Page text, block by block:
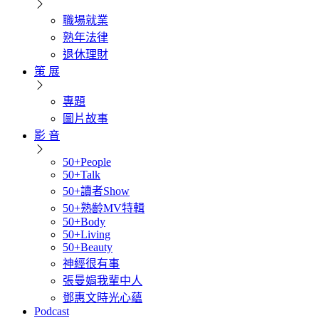
職場就業
熟年法律
退休理財
策 展
專題
圖片故事
影 音
50+People
50+Talk
50+讀者Show
50+熟齡MV特輯
50+Body
50+Living
50+Beauty
神經很有事
張曼娟我輩中人
鄧惠文時光心蘊
Podcast